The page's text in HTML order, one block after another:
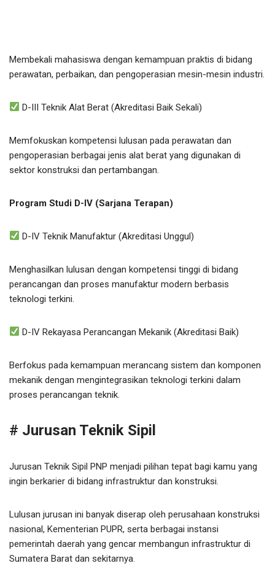
Membekali mahasiswa dengan kemampuan praktis di bidang
perawatan, perbaikan, dan pengoperasian mesin-mesin industri.
D-III Teknik Alat Berat (Akreditasi Baik Sekali)
Memfokuskan kompetensi lulusan pada perawatan dan
pengoperasian berbagai jenis alat berat yang digunakan di
sektor konstruksi dan pertambangan.
Program Studi D-IV (Sarjana Terapan)
D-IV Teknik Manufaktur (Akreditasi Unggul)
Menghasilkan lulusan dengan kompetensi tinggi di bidang
perancangan dan proses manufaktur modern berbasis
teknologi terkini.
D-IV Rekayasa Perancangan Mekanik (Akreditasi Baik)
Berfokus pada kemampuan merancang sistem dan komponen
mekanik dengan mengintegrasikan teknologi terkini dalam
proses perancangan teknik.
# Jurusan Teknik Sipil
Jurusan Teknik Sipil PNP menjadi pilihan tepat bagi kamu yang
ingin berkarier di bidang infrastruktur dan konstruksi.
Lulusan jurusan ini banyak diserap oleh perusahaan konstruksi
nasional, Kementerian PUPR, serta berbagai instansi
pemerintah daerah yang gencar membangun infrastruktur di
Sumatera Barat dan sekitarnya.